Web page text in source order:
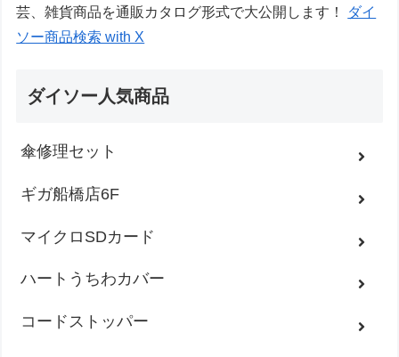
芸、雑貨商品を通販カタログ形式で大公開します！
ダイ
ソー商品検索 with X
ダイソー人気商品
傘修理セット
ギガ船橋店6F
マイクロSDカード
ハートうちわカバー
コードストッパー